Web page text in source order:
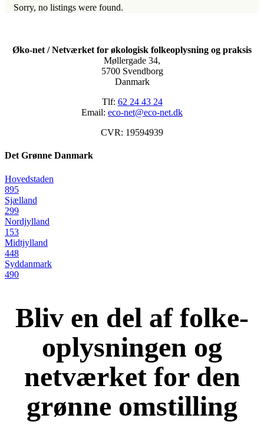
Sorry, no listings were found.
Øko-net / Netværket for økologisk folkeoplysning og praksis
Møllergade 34,
5700 Svendborg
Danmark
Tlf: 62 24 43 24
Email: eco-net@eco-net.dk
CVR: 19594939
Det Grønne Danmark
Hovedstaden
895
Sjælland
299
Nordjylland
153
Midtjylland
448
Syddanmark
490
Bliv en del af folke-
oplysningen og
netværket for den
grønne omstilling